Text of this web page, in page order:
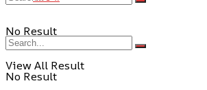
No Result
View All Result
No Result